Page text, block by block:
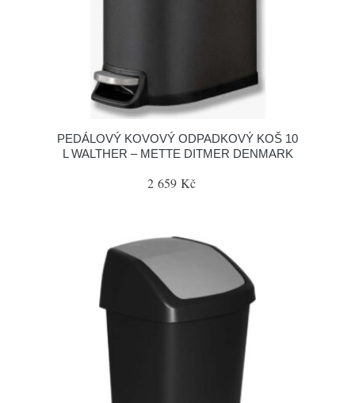
PEDÁLOVÝ KOVOVÝ ODPADKOVÝ KOŠ 10
L WALTHER – METTE DITMER DENMARK
2 659 Kč